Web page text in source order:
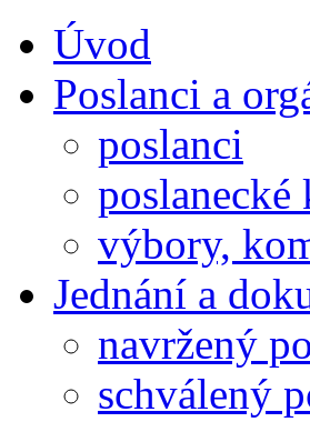
Úvod
Poslanci a
poslanci
výbory,
Jednání a
navržený
schválený